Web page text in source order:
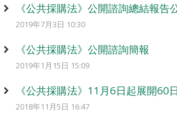
《公共採購法》公開諮詢總結報告
2019年7月3日 10:30
《公共採購法》公開諮詢簡報
2019年1月15日 15:09
《公共採購法》11月6日起展開60
2018年11月5日 16:47